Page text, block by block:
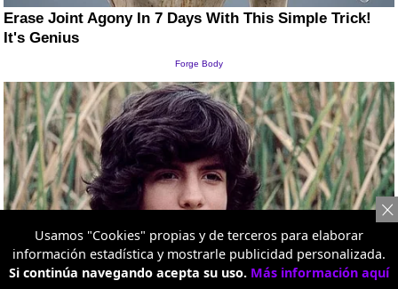
Usamos "Cookies" propias y de terceros para elaborar
información estadística y mostrarle publicidad personalizada.
Si continúa navegando acepta su uso. Más información aquí